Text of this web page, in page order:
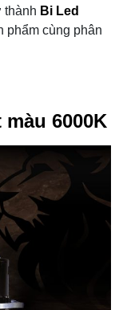
thành Bi Led
phẩm cùng phân
6000K